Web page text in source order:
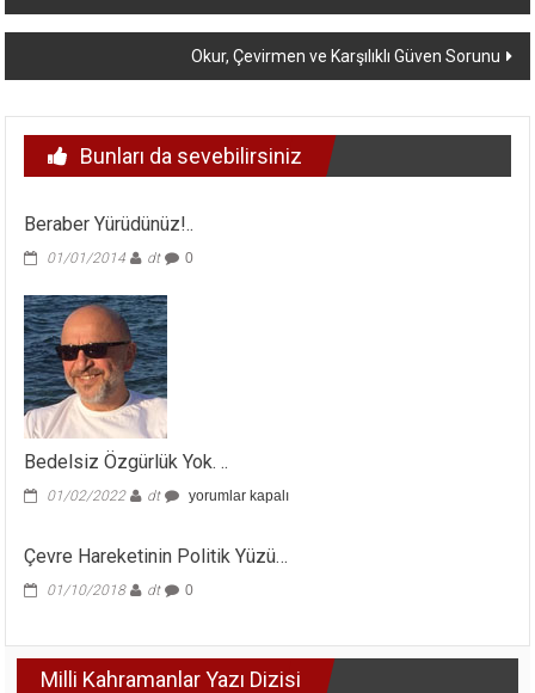
dolaşımı
Okur, Çevirmen ve Karşılıklı Güven Sorunu
Bunları da sevebilirsiniz
Beraber Yürüdünüz!..
01/01/2014 dt 0
Bedelsiz Özgürlük Yok. ..
01/02/2022 dt
Bedelsiz
..
için
yorumlar kapalı
Çevre Hareketinin Politik Yüzü…
01/10/2018 dt 0
Milli Kahramanlar Yazı Dizisi